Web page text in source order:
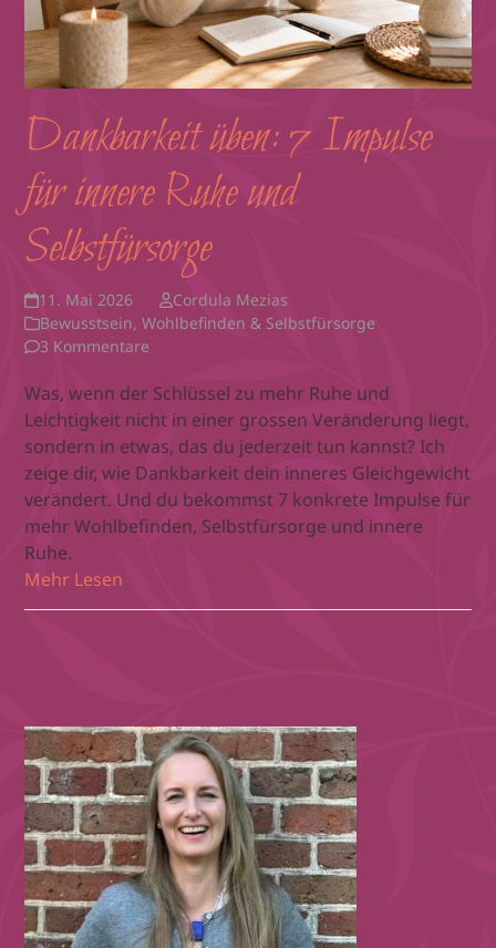
Dankbarkeit üben: 7 Impulse
für innere Ruhe und
Selbstfürsorge
11. Mai 2026
Cordula Mezias
Bewusstsein,Wohlbefinden & Selbstfürsorge
3 Kommentare
Was, wenn der Schlüssel zu mehr Ruhe und
Leichtigkeit nicht in einer grossen Veränderung liegt,
sondern in etwas, das du jederzeit tun kannst? Ich
zeige dir, wie Dankbarkeit dein inneres Gleichgewicht
verändert. Und du bekommst 7 konkrete Impulse für
mehr Wohlbefinden, Selbstfürsorge und innere
Ruhe.
Mehr Lesen